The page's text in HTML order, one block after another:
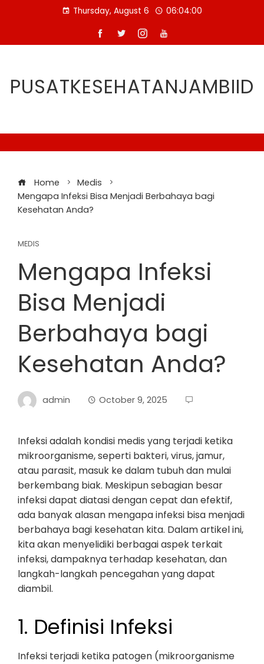
Thursday, August 6 06:04:01
PUSATKESEHATANJAMBIID
Home
Medis
Mengapa Infeksi Bisa Menjadi Berbahaya bagi
Kesehatan Anda?
MEDIS
Mengapa Infeksi
Bisa Menjadi
Berbahaya bagi
Kesehatan Anda?
admin October 9, 2025
Infeksi adalah kondisi medis yang terjadi ketika
mikroorganisme, seperti bakteri, virus, jamur,
atau parasit, masuk ke dalam tubuh dan mulai
berkembang biak. Meskipun sebagian besar
infeksi dapat diatasi dengan cepat dan efektif,
ada banyak alasan mengapa infeksi bisa menjadi
berbahaya bagi kesehatan kita. Dalam artikel ini,
kita akan menyelidiki berbagai aspek terkait
infeksi, dampaknya terhadap kesehatan, dan
langkah-langkah pencegahan yang dapat
diambil.
1. Definisi Infeksi
Infeksi terjadi ketika patogen (mikroorganisme